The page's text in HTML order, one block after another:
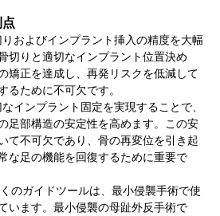
およびインプラント挿入の精度を大幅
切りと適切なインプラント位置決め
矯正を達成し、再発リスクを低減して
るために不可欠です。
インプラント固定を実現することで、
足部構造の安定性を高めます。この安
て不可欠であり、骨の再変位を引き起
な足の機能を回復するために重要で
のガイドツールは、最小侵襲手術で使
います。最小侵襲の母趾外反手術で